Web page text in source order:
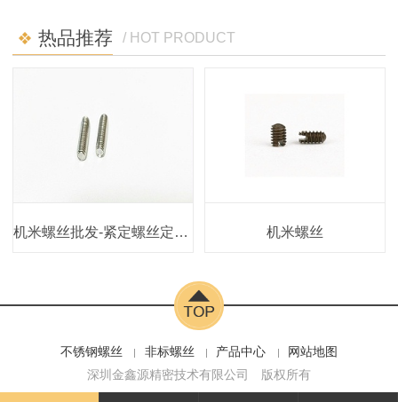
热品推荐 / HOT PRODUCT
机米螺丝批发-紧定螺丝定制-深圳微丝钉螺丝定制厂家 机米螺丝
不锈钢螺丝 非标螺丝 产品中心
网站地图
深圳金鑫源精密技术有限公司
版权所有